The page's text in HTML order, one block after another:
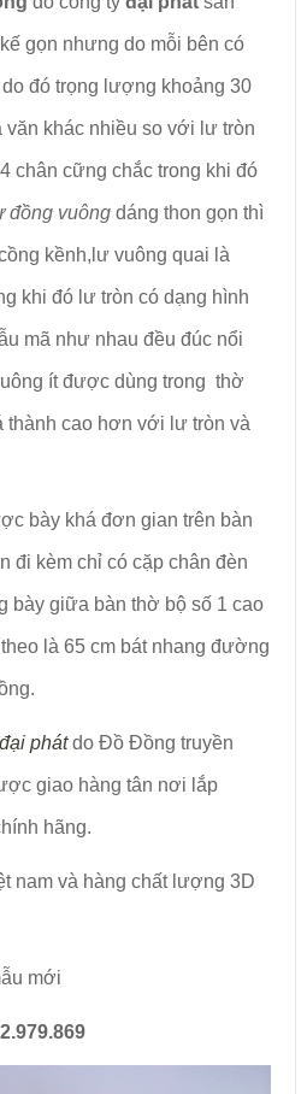
gọn nhưng do mỗi bên có
đó trọng lượng khoảng 30
văn khác nhiều so với lư tròn
chân cững chắc trong khi đó
đồng vuôngdáng thon gọn thì
kềnh,lư vuông quai là
khi đó lư tròn có dạng hình
mã như nhau đều đúc nổi
ít được dùng trong thờ
thành cao hơn với lư tròn và
bày khá đơn gian trên bàn
đi kèm chỉ có cặp chân đèn
bày giữa bàn thờ bộ số 1 cao
là 65 cm bát nhang đường
phátdo Đồ Đồng truyền
giao hàng tân nơi lắp
hãng.
nam và hàng chất lượng 3D
mới